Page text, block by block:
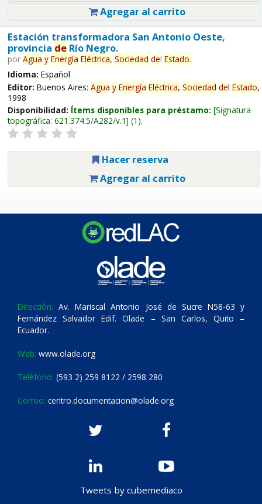
Agregar al carrito
Estación transformadora San Antonio Oeste,
provincia deRío Negro.
por Agua y Energía Eléctrica, Sociedad del Estado.
Idioma: Español
Editor: Buenos Aires: Agua y Energía Eléctrica, Sociedad del Estado,
1998
Disponibilidad: Ítems disponibles para préstamo: Signatura
topográfica: 621.374.5/A282/v.1 (1).
Hacer reserva
Agregar al carrito
Dirección: Av. Mariscal Antonio José de Sucre N58-63 y
Fernández Salvador Edif. Olade – San Carlos, Quito –
Ecuador.
Web: www.olade.org
Teléfono: (593 2) 259 8122 / 2598 280
Correo: centro.documentacion@olade.org
Tweets by cubemediaco